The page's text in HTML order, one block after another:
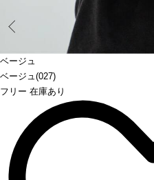
ベージュ
ベージュ(027)
フリー 在庫あり